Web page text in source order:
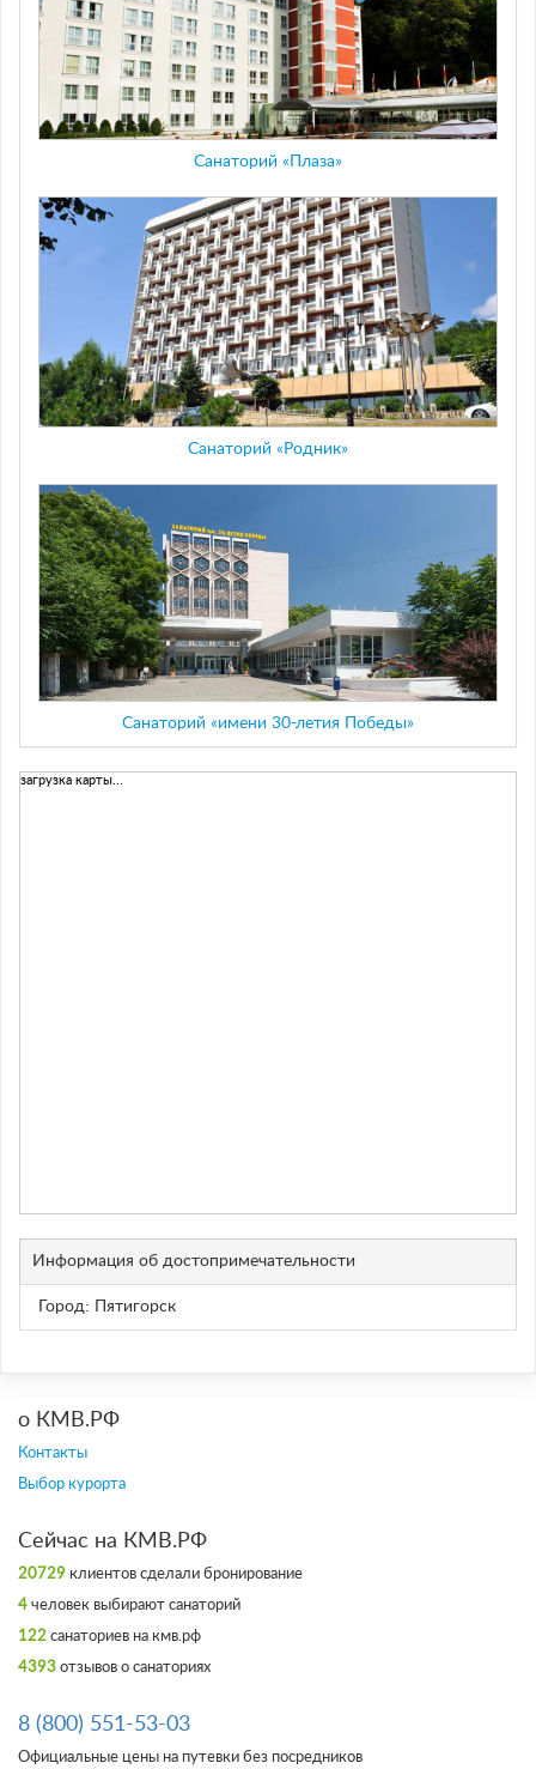
Санаторий «Плаза»
Санаторий «Родник»
Санаторий «имени 30-летия Победы»
загрузка карты...
Информация об достопримечательности
Город: Пятигорск
о КМВ.РФ
Контакты
Выбор курорта
Сейчас на КМВ.РФ
20729 клиентов сделали бронирование
4 человек выбирают санаторий
122 санаториев на кмв.рф
4393 отзывов о санаториях
8 (800) 551-53-03
Официальные цены на путевки без посредников